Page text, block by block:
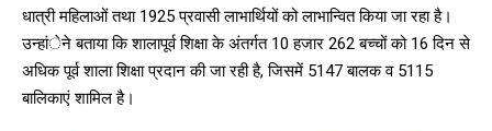
धात्री महिलाओं तथा 1925 प्रवासी लाभार्थियों को लाभान्वित किया जा रहा है।
उन्हांेने बताया कि शालापूर्व शिक्षा के अंतर्गत 10 हजार 262 बच्चों को 16 दिन से
अधिक पूर्व शाला शिक्षा प्रदान की जा रही है, जिसमें 5147 बालक व 5115
बालिकाएं शामिल है।